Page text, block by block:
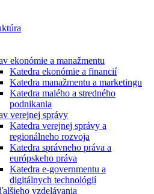
ekonómie a manažmentu
Katedra ekonómie a financií
Katedra manažmentu a marketingu
Katedra malého a stredného
podnikania
verejnej správy
Katedra verejnej správy a
regionálneho rozvoja
Katedra správneho práva a
európskeho práva
Katedra e-governmentu a
digitálnych technológií
vzdelávania